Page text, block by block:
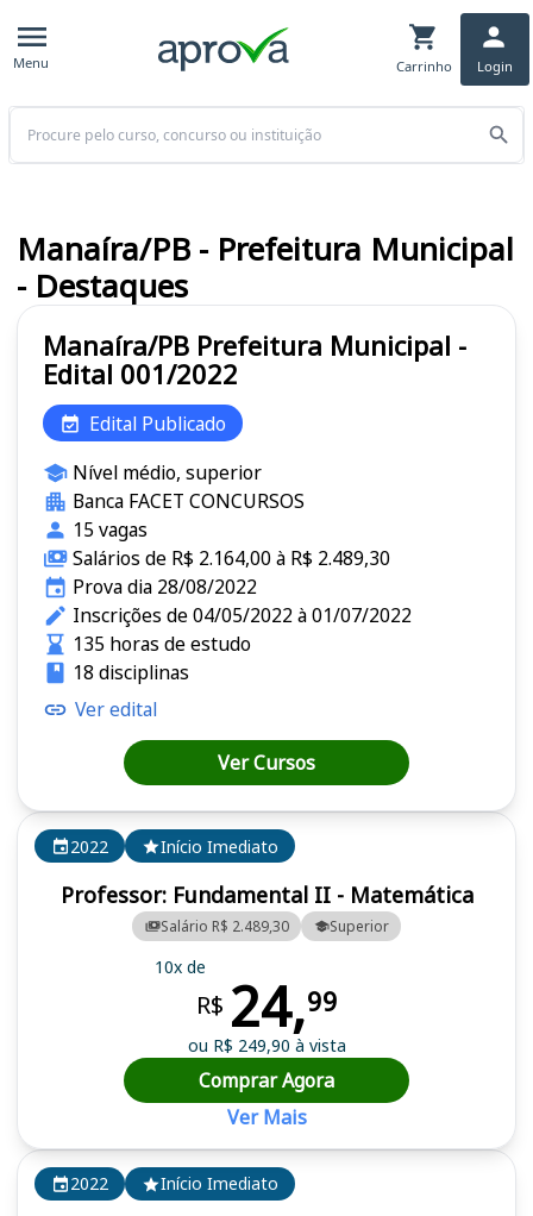
Menu Carrinho Login
Buscar
2022 Início Imediato
2022 Início Imediato
Professor: Fundamental II - Matemática
Salário R$ 2.489,30 Superior
10x de
R$ 24,99
ou R$ 249,90 à vista
Comprar Agora
Ver Mais
Manaíra/PB Prefeitura Municipal -
Edital 001/2022
Edital Publicado
Nível médio, superior
Banca FACET CONCURSOS
15 vagas
Salários de R$ 2.164,00 à R$ 2.489,30
Prova dia 28/08/2022
Inscrições de 04/05/2022 à 01/07/2022
135 horas de estudo
18 disciplinas
Ver edital
Ver Cursos
Manaíra/PB - Prefeitura Municipal
- Destaques